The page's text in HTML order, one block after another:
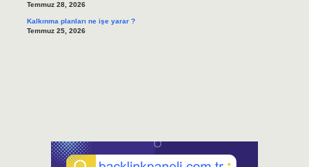
Temmuz 28, 2026
Kalkınma planları ne işe yarar ?
Temmuz 25, 2026